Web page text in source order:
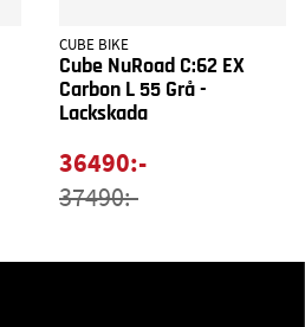
CUBE BIKE
Cube NuRoad C:62 EX
Carbon L 55 Grå -
Lackskada
36490:-
37490:-